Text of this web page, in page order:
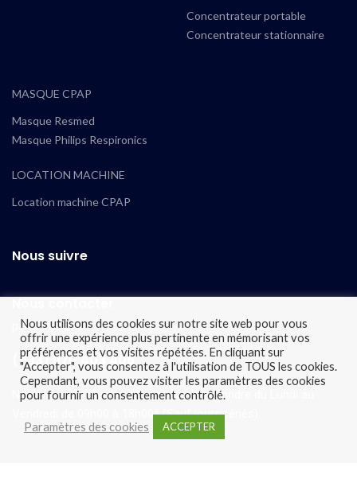
Concentrateur portable
Concentrateur stationnaire
MASQUE CPAP
Masque Resmed
Masque Philips Respironics
LOCATION MACHINE
Location machine CPAP
Nous suivre
par téléphone
(+33) 970 403 406
Notre service client est là pour vous répondre du Lundi au
Vendredi de 09h00 à 18h00* (Sauf jours fériés).
Nous utilisons des cookies sur notre site web pour vous
offrir une expérience plus pertinente en mémorisant vos
préférences et vos visites répétées. En cliquant sur
"Accepter", vous consentez à l'utilisation de TOUS les cookies.
Cependant, vous pouvez visiter les paramètres des cookies
pour fournir un consentement contrôlé.
Paramètres des cookies ACCEPTER